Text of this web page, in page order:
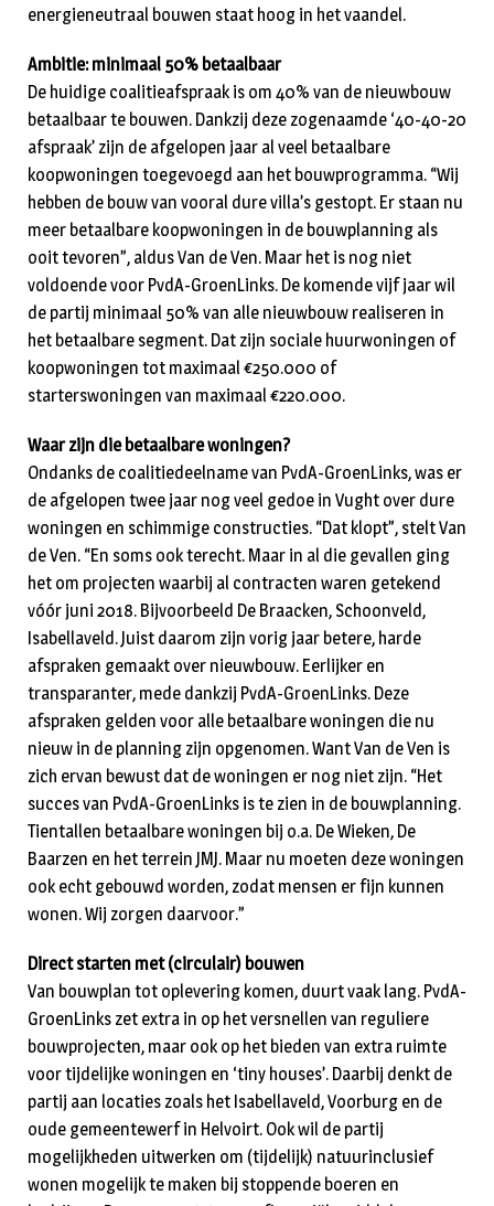
energieneutraal bouwen staat hoog in het vaandel.
Ambitie: minimaal 50% betaalbaar
De huidige coalitieafspraak is om 40% van de nieuwbouw
betaalbaar te bouwen. Dankzij deze zogenaamde ‘40-40-20
afspraak’ zijn de afgelopen jaar al veel betaalbare
koopwoningen toegevoegd aan het bouwprogramma. “Wij
hebben de bouw van vooral dure villa’s gestopt. Er staan nu
meer betaalbare koopwoningen in de bouwplanning als
ooit tevoren”, aldus Van de Ven. Maar het is nog niet
voldoende voor PvdA-GroenLinks. De komende vijf jaar wil
de partij minimaal 50% van alle nieuwbouw realiseren in
het betaalbare segment. Dat zijn sociale huurwoningen of
koopwoningen tot maximaal €250.000 of
starterswoningen van maximaal €220.000.
Waar zijn die betaalbare woningen?
Ondanks de coalitiedeelname van PvdA-GroenLinks, was er
de afgelopen twee jaar nog veel gedoe in Vught over dure
woningen en schimmige constructies. “Dat klopt”, stelt Van
de Ven. “En soms ook terecht. Maar in al die gevallen ging
het om projecten waarbij al contracten waren getekend
vóór juni 2018. Bijvoorbeeld De Braacken, Schoonveld,
Isabellaveld. Juist daarom zijn vorig jaar betere, harde
afspraken gemaakt over nieuwbouw. Eerlijker en
transparanter, mede dankzij PvdA-GroenLinks. Deze
afspraken gelden voor alle betaalbare woningen die nu
nieuw in de planning zijn opgenomen. Want Van de Ven is
zich ervan bewust dat de woningen er nog niet zijn. “Het
succes van PvdA-GroenLinks is te zien in de bouwplanning.
Tientallen betaalbare woningen bij o.a. De Wieken, De
Baarzen en het terrein JMJ. Maar nu moeten deze woningen
ook echt gebouwd worden, zodat mensen er fijn kunnen
wonen. Wij zorgen daarvoor.”
Direct starten met (circulair) bouwen
Van bouwplan tot oplevering komen, duurt vaak lang. PvdA-
GroenLinks zet extra in op het versnellen van reguliere
bouwprojecten, maar ook op het bieden van extra ruimte
voor tijdelijke woningen en ‘tiny houses’. Daarbij denkt de
partij aan locaties zoals het Isabellaveld, Voorburg en de
oude gemeentewerf in Helvoirt. Ook wil de partij
mogelijkheden uitwerken om (tijdelijk) natuurinclusief
wonen mogelijk te maken bij stoppende boeren en